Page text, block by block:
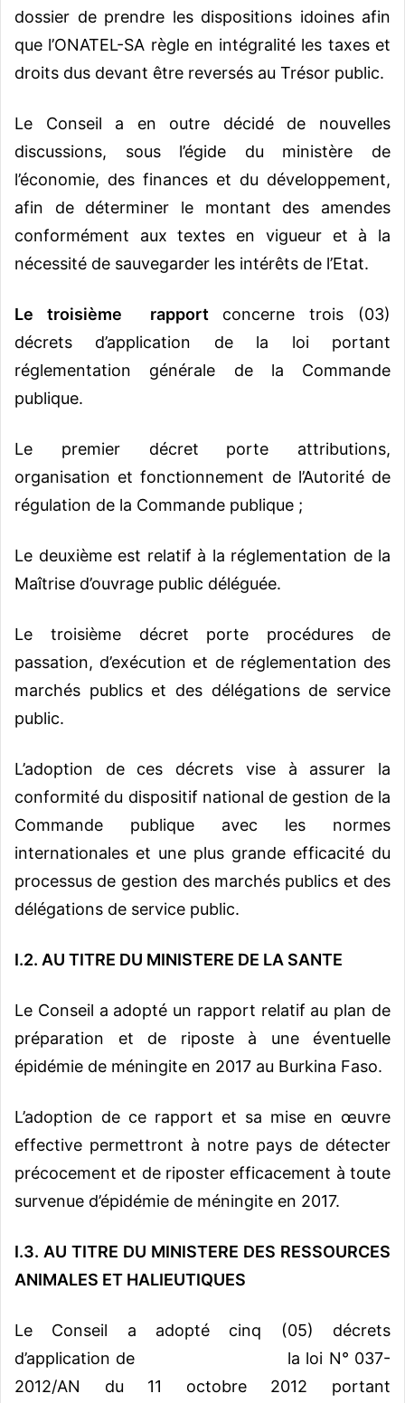
dossier de prendre les dispositions idoines afin
que l’ONATEL-SA règle en intégralité les taxes et
droits dus devant être reversés au Trésor public.
Le Conseil a en outre décidé de nouvelles
discussions, sous l’égide du ministère de
l’économie, des finances et du développement,
afin de déterminer le montant des amendes
conformément aux textes en vigueur et à la
nécessité de sauvegarder les intérêts de l’Etat.
Le troisième rapport concerne trois (03)
décrets d’application de la loi portant
réglementation générale de la Commande
publique.
Le premier décret
porte attributions,
organisation et fonctionnement de l’Autorité de
régulation de la Commande publique ;
Le deuxième est relatif à la réglementation de la
Maîtrise d’ouvrage public déléguée.
Le troisième décret porte procédures de
passation, d’exécution et de réglementation des
marchés publics et des délégations de service
public.
L’adoption de ces décrets vise à assurer la
conformité du dispositif national de gestion de la
Commande publique avec les normes
internationales et une plus grande efficacité du
processus de gestion des marchés publics et des
délégations de service public.
I.2. AU TITRE DU MINISTERE DE LA SANTE
Le Conseil a adopté un rapport relatif au plan de
préparation et de riposte à une éventuelle
épidémie de méningite en 2017 au Burkina Faso.
L’adoption de ce rapport et sa mise en œuvre
effective permettront à notre pays de détecter
précocement et de riposter efficacement à toute
survenue d’épidémie de méningite en 2017.
I.3. AU TITRE DU MINISTERE DES RESSOURCES
ANIMALES ET HALIEUTIQUES
Le Conseil a adopté cinq (05) décrets
d’application de la loi N° 037-
2012/AN du 11 octobre 2012 portant